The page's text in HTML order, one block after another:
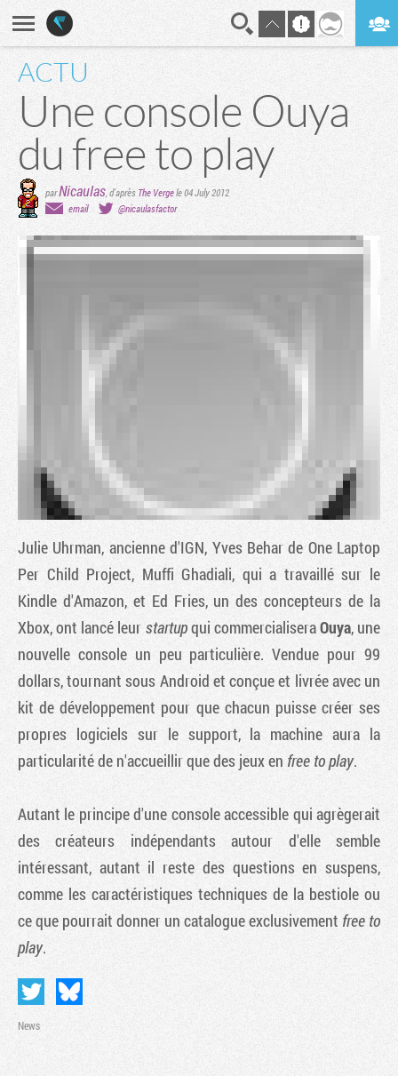
ACTU
Une console Ouya
du free to play
parNicaulas, d'après The Vergele 04 July 2012
email
@nicaulasfactor
Julie Uhrman, ancienne d'IGN, Yves Behar de One Laptop
Per Child Project, Muffi Ghadiali, qui a travaillé sur le
Kindle d'Amazon, et Ed Fries, un des concepteurs de la
Xbox, ont lancé leur startupqui commercialiseraOuya, une
nouvelle console un peu particulière. Vendue pour 99
dollars, tournant sous Android et conçue et livrée avec un
kit de développement pour que chacun puisse créer ses
propres logiciels sur le support, la machine aura la
particularité de n'accueillir que des jeux en free to play.
Autant le principe d'une console accessible qui agrègerait
des créateurs indépendants autour d'elle semble
intéressant, autant il reste des questions en suspens,
comme les caractéristiques techniques de la bestiole ou
ce que pourrait donner un catalogue exclusivement free to
play.
News